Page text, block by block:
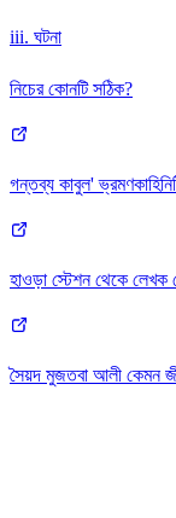
iii. ঘটনা
নিচের কোনটি সঠিক?
গন্তব্য কাবুল'
হাওড়া স্টেশন থেকে লেখক
সৈয়দ মুজতবা আলী কেমন